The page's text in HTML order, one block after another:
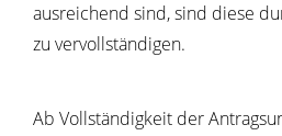
ausreichend sind, sind diese
zu vervollständigen.
Ab Vollständigkeit der